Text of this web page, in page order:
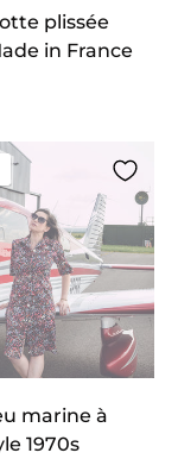
plissée
in France
marine à
1970s